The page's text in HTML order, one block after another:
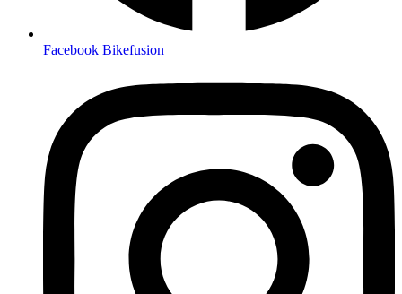
Facebook Bikefusion